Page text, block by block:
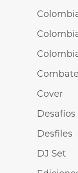
Cover
Desafíos
Desfiles
DJ Set